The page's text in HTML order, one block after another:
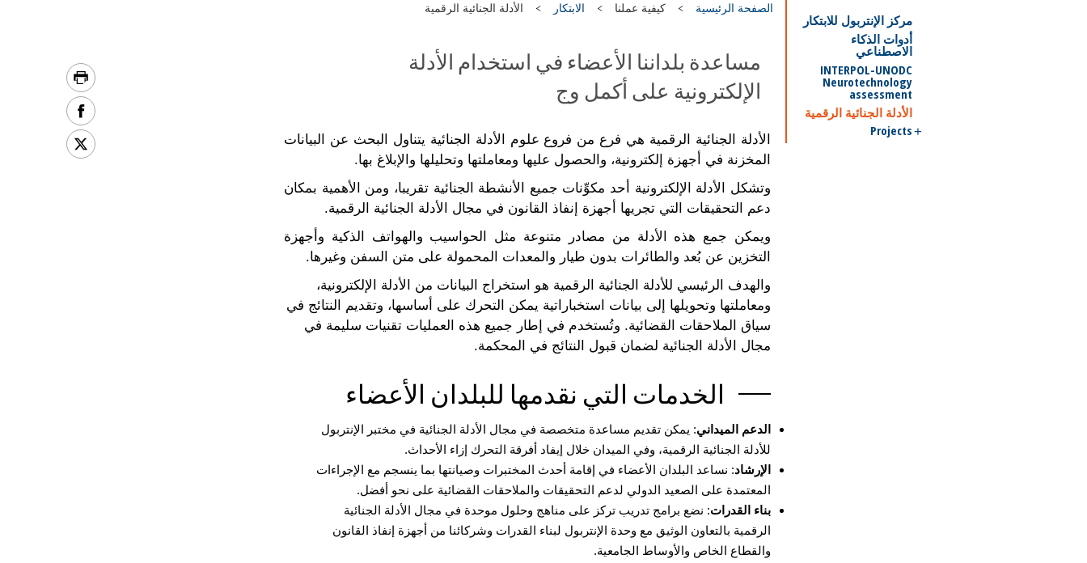
الصفحة الرئيسية كيفية عملنا الابتكار الأدلة الجنائية الرقمية
مركز الإنتربول للابتكار
أدوات الذكاء
الاصطناعي
INTERPOL-UNODC
Neurotechnology
assessment
الأدلة الجنائية الرقمية
Projects
مساعدة بلداننا الأعضاء في استخدام الأدلة
الإلكترونية على أكمل وج
الأدلة الجنائية الرقمية هي فرع من فروع علوم الأدلة الجنائية يتناول البحث عن البيانات
المخزنة في أجهزة إلكترونية، والحصول عليها ومعاملتها وتحليلها والإبلاغ بها.
وتشكل الأدلة الإلكترونية أحد مكوِّنات جميع الأنشطة الجنائية تقريبا، ومن الأهمية بمكان
دعم التحقيقات التي تجريها أجهزة إنفاذ القانون في مجال الأدلة الجنائية الرقمية.
ويمكن جمع هذه الأدلة من مصادر متنوعة مثل الحواسيب والهواتف الذكية وأجهزة
التخزين عن بُعد والطائرات بدون طيار والمعدات المحمولة على متن السفن وغيرها.
والهدف الرئيسي للأدلة الجنائية الرقمية هو استخراج البيانات من الأدلة الإلكترونية،
ومعاملتها وتحويلها إلى بيانات استخباراتية يمكن التحرك على أساسها، وتقديم النتائج في
سياق الملاحقات القضائية. وتُستخدم في إطار جميع هذه العمليات تقنيات سليمة في
مجال الأدلة الجنائية لضمان قبول النتائج في المحكمة.
الخدمات التي نقدمها للبلدان الأعضاء
الدعم الميداني: يمكن تقديم مساعدة متخصصة في مجال الأدلة الجنائية في مختبر الإنتربول
للأدلة الجنائية الرقمية، وفي الميدان خلال إيفاد أفرقة التحرك إزاء الأحداث.
الإرشاد: نساعد البلدان الأعضاء في إقامة أحدث المختبرات وصيانتها بما ينسجم مع الإجراءات
المعتمدة على الصعيد الدولي لدعم التحقيقات والملاحقات القضائية على نحو أفضل.
بناء القدرات: نضع برامج تدريب تركز على مناهج وحلول موحدة في مجال الأدلة الجنائية
الرقمية بالتعاون الوثيق مع وحدة الإنتربول لبناء القدرات وشركائنا من أجهزة إنفاذ القانون
والقطاع الخاص والأوساط الجامعية.